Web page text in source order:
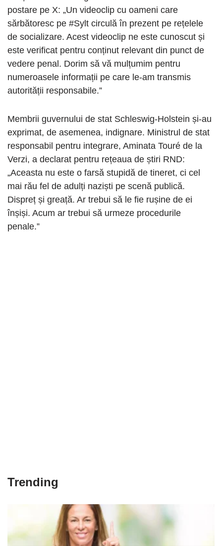
postare pe X: „Un videoclip cu oameni care
sărbătoresc pe #Sylt circulă în prezent pe rețelele
de socializare. Acest videoclip ne este cunoscut și
este verificat pentru conținut relevant din punct de
vedere penal. Dorim să vă mulțumim pentru
numeroasele informații pe care le-am transmis
autorității responsabile.”
Membrii guvernului de stat Schleswig-Holstein și-au
exprimat, de asemenea, indignare. Ministrul de stat
responsabil pentru integrare, Aminata Touré de la
Verzi, a declarat pentru rețeaua de știri RND:
„Aceasta nu este o farsă stupidă de tineret, ci cel
mai rău fel de adulți naziști pe scenă publică.
Dispreț și greață. Ar trebui să le fie rușine de ei
înșiși. Acum ar trebui să urmeze procedurile
penale.”
Trending